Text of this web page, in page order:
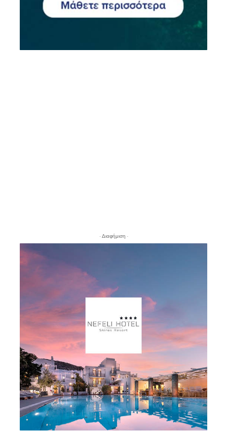
- Διαφήμιση -